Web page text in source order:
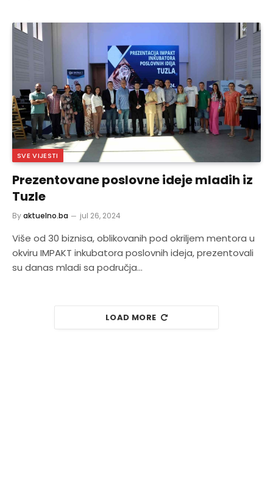
SVE VIJESTI
Prezentovane poslovne ideje mladih iz
Tuzle
Byaktuelno.ba jul 26, 2024
Više od 30 biznisa, oblikovanih pod okriljem mentora u
okviru IMPAKT inkubatora poslovnih ideja, prezentovali
su danas mladi sa područja…
LOAD MORE